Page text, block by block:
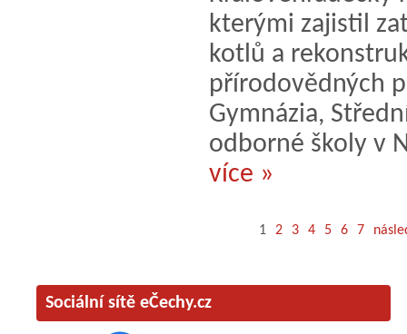
kterými zajistil
kotlů a
přírodovědných
Gymnázia,
odborné školy v
více »
1 2 3 4 5 6 7
Sociální sítě eČechy.cz